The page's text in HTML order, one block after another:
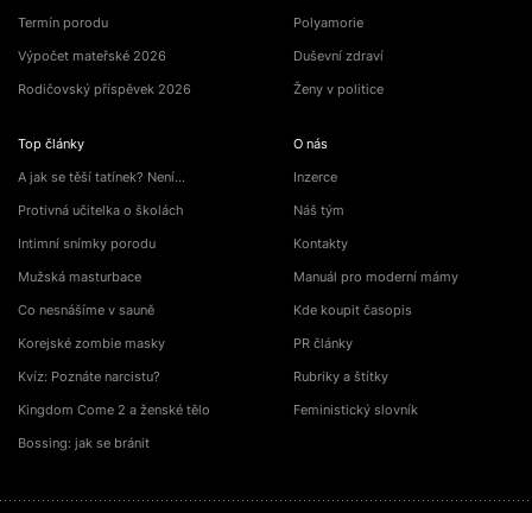
Termín porodu
Výpočet mateřské 2026
Rodičovský příspěvek 2026
Top články
A jak se těší tatínek? Není…
Protivná učitelka o školách
Intimní snímky porodu
Mužská masturbace
Co nesnášíme v sauně
Korejské zombie masky
Kvíz: Poznáte narcistu?
Kingdom Come 2 a ženské tělo
Bossing: jak se bránit
Polyamorie
Duševní zdraví
Ženy v politice
O nás
Inzerce
Náš tým
Kontakty
Manuál pro moderní mámy
Kde koupit časopis
PR články
Rubriky a štítky
Feministický slovník